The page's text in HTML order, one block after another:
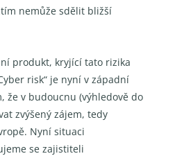
nemůže sdělit bližší
produkt, kryjící tato rizika
risk“ je nyní v západní
že v budoucnu (výhledově do
zvýšený zájem, tedy
Nyní situaci
se zajistiteli